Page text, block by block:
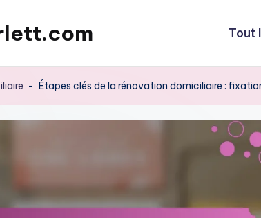
Tout
- Étapes clés de la rénovation domiciliaire :